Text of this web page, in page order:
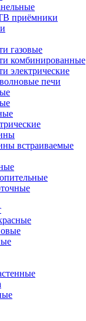
приёмники
газовые
комбинированные
электрические
печи
встраиваемые